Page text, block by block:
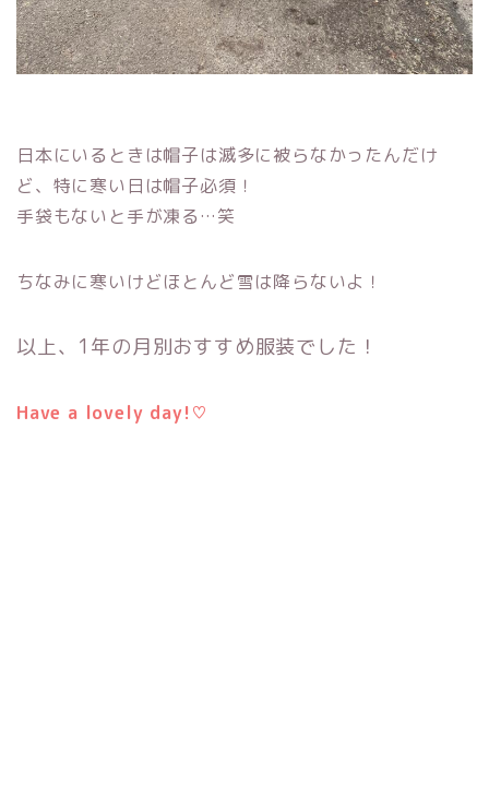
日本にいるときは帽子は滅多に被らなかったんだけ
ど、特に寒い日は帽子必須！
手袋もないと手が凍る…笑
ちなみに寒いけどほとんど雪は降らないよ！
以上、1年の月別おすすめ服装でした！
Have a lovely day!♡